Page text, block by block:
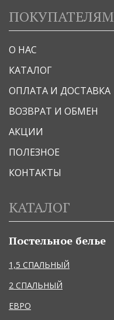
ПОКУПАТЕЛЯМ
О НАС
КАТАЛОГ
ОПЛАТА И ДОСТАВКА
ВОЗВРАТ И ОБМЕН
АКЦИИ
ПОЛЕЗНОЕ
КОНТАКТЫ
КАТАЛОГ
Постельное белье
1,5 СПАЛЬНЫЙ
2 СПАЛЬНЫЙ
ЕВРО